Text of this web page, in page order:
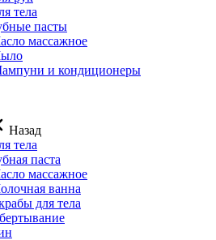
тела
пасты
массажное
и кондиционеры
Назад
тела
паста
массажное
ванна
для тела